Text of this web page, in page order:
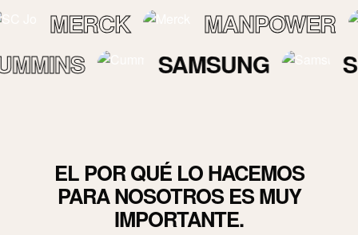
MANPOWER
SAMSUNG
EL POR QUÉ LO HACEMOS
PARA NOSOTROS ES MUY
IMPORTANTE.